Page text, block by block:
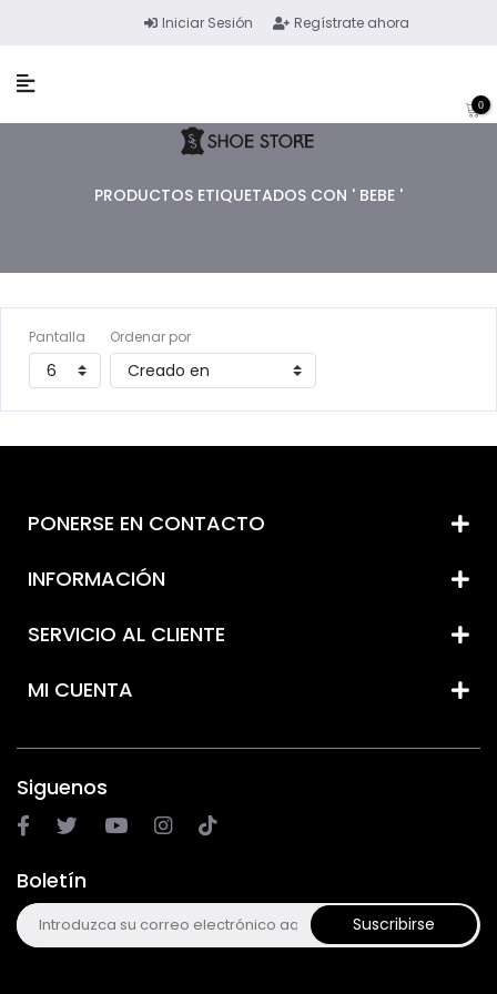
Iniciar Sesión Regístrate ahora
0
PRODUCTOS ETIQUETADOS CON ' BEBE '
Pantalla Ordenar por
PONERSE EN CONTACTO
INFORMACIÓN
SERVICIO AL CLIENTE
MI CUENTA
Siguenos
Boletín
Suscribirse